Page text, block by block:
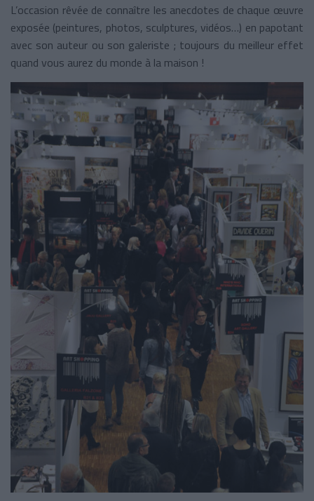
L’occasion rêvée de connaître les anecdotes de chaque œuvre
exposée (peintures, photos, sculptures, vidéos…) en papotant
avec son auteur ou son galeriste ; toujours du meilleur effet
quand vous aurez du monde à la maison !